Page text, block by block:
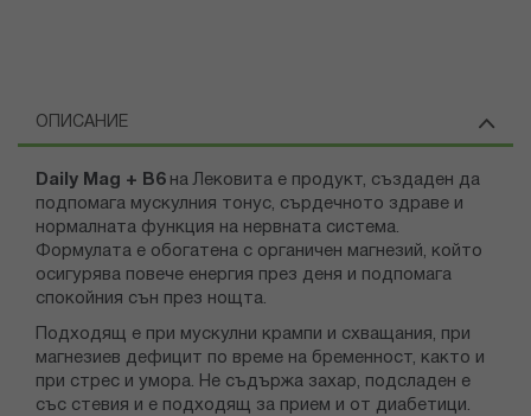
ОПИСАНИЕ
Daily Mag + B6на Лековита е продукт, създаден да
подпомага мускулния тонус, сърдечното здраве и
нормалната функция на нервната система.
Формулата е обогатена с органичен магнезий, който
осигурява повече енергия през деня и подпомага
спокойния сън през нощта.
Подходящ е при мускулни крампи и схващания, при
магнезиев дефицит по време на бременност, както и
при стрес и умора. Не съдържа захар, подсладен е
със стевия и е подходящ за прием и от диабетици.